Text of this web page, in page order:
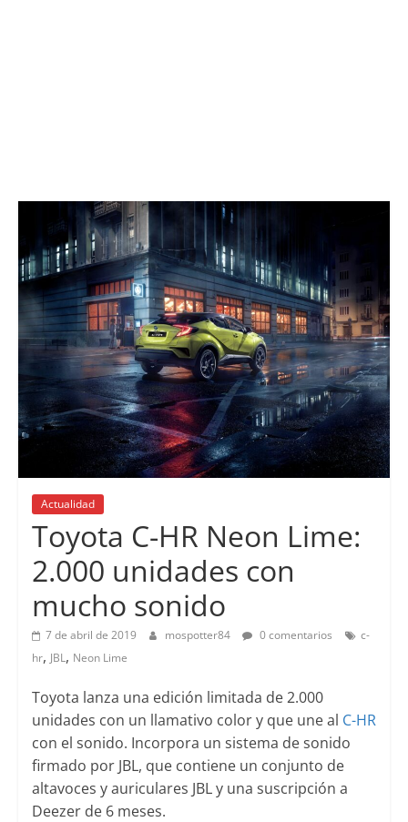
Actualidad
Toyota C-HR Neon Lime:
2.000 unidades con
mucho sonido
7 de abril de 2019 mospotter84 0 comentarios
c-
hr, JBL, Neon Lime
Toyota lanza una edición limitada de 2.000
unidades con un llamativo color y que une al C-HR
con el sonido. Incorpora un sistema de sonido
firmado por JBL, que contiene un conjunto de
altavoces y auriculares JBL y una suscripción a
Deezer de 6 meses.